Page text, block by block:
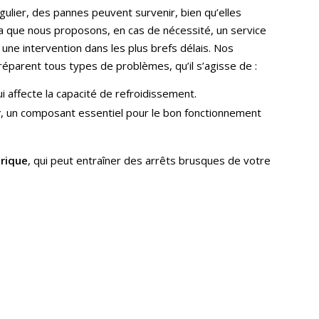
des pannes peuvent survenir, bien qu’elles
que nous proposons, en cas de nécessité, un service
intervention dans les plus brefs délais. Nos
tous types de problèmes, qu’il s’agisse de :
affecte la capacité de refroidissement.
, un composant essentiel pour le bon fonctionnement
, qui peut entraîner des arrêts brusques de votre